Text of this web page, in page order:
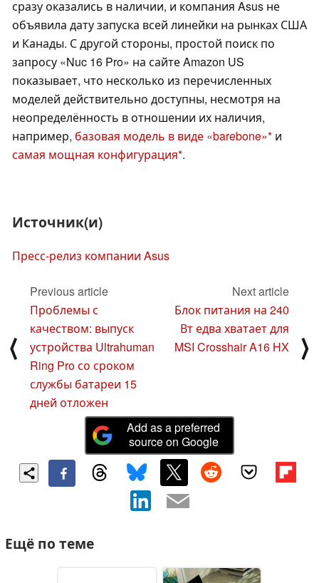
сразу оказались в наличии, и компания Asus не
объявила дату запуска всей линейки на рынках США
и Канады. С другой стороны, простой поиск по
запросу «Nuc 16 Pro» на сайте Amazon US
показывает, что несколько из перечисленных
моделей действительно доступны, несмотря на
неопределённость в отношении их наличия,
например, базовая модель в виде «barebone» и
самая мощная конфигурация .
Источник(и)
Пресс-релиз компании Asus
⟨
Previous article
Проблемы с
качеством: выпуск
устройства Ultrahuman
Ring Pro со сроком
службы батареи 15
дней отложен
Next article
Блок питания на 240
Вт едва хватает для
MSI Crosshair A16 HX
⟩
Add as a preferred
source on Google
Ещё по теме